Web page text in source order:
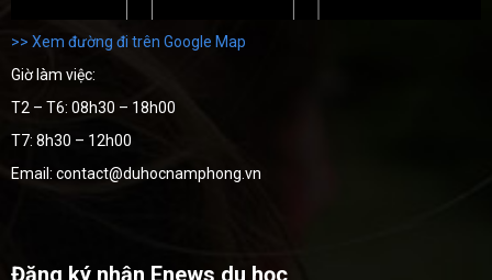
>> Xem đường đi trên Google Map
Giờ làm việc:
T2 – T6: 08h30 – 18h00
T7: 8h30 – 12h00
Email: contact@duhocnamphong.vn
Đăng ký nhận Enews du học